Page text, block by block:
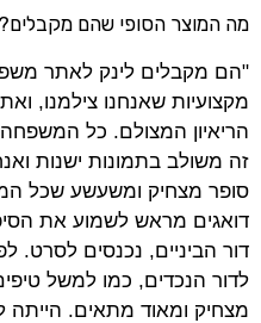
מה המוצר הסופי שהם מקבלים?
"הם מקבלים לינק לאתר
מקצועיות שאנחנו צילמנו,
הריאיון המצולם. כל
סופר מצחיק ומשעשע שכל
דואגים מראש לשמוע את
דור הביניים, נכנסים לסרט.
לדור הנכדים, כמו למשל
מצחיק ומאוד מתאים.